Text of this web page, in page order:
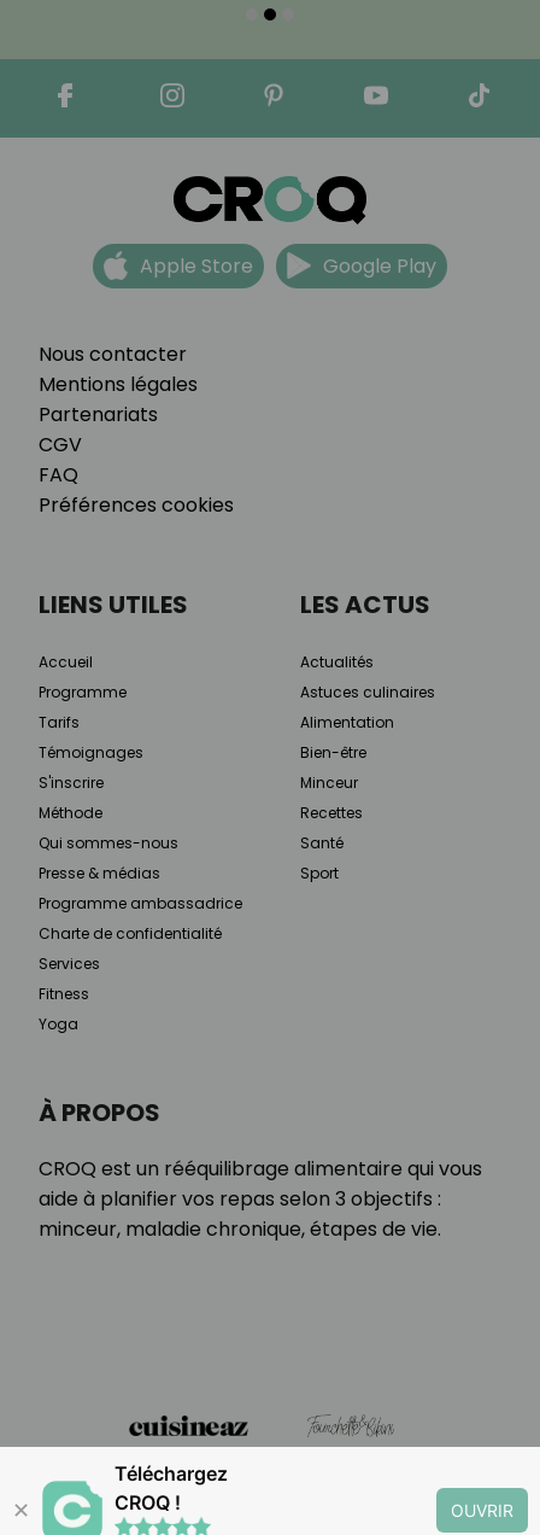
Nous contacter
Mentions légales
Partenariats
CGV
FAQ
Préférences cookies
Apple Store Google Play
À PROPOS
CROQ est un rééquilibrage alimentaire qui vous
aide à planifier vos repas selon 3 objectifs :
minceur, maladie chronique, étapes de vie.
LIENS UTILES
Accueil
Programme
Tarifs
Témoignages
S'inscrire
Méthode
Qui sommes-nous
Presse & médias
Programme ambassadrice
Charte de confidentialité
Services
Fitness
Yoga
LES ACTUS
Actualités
Astuces culinaires
Alimentation
Bien-être
Minceur
Recettes
Santé
Sport
✕
Téléchargez
CROQ !
OUVRIR